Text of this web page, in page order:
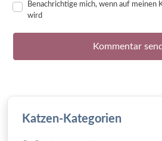
Benachrichtige mich, wenn auf
wird
Katzen-Kategorien